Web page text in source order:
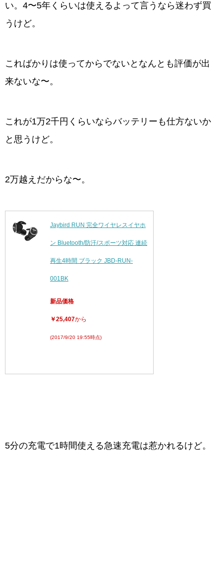
い。4〜5年くらいは使えるよって言うなら迷わず買
うけど。
こればかりは使ってからでないとなんとも評価が出
来ないな〜。
これが1万2千円くらいならバッテリーも仕方ないか
と思うけど。
2万越えだからな〜。
Jaybird RUN 完全ワイヤレスイヤホ
ン Bluetooth/防汗/スポーツ対応 連続
再生4時間 ブラック JBD-RUN-
001BK
新品価格
￥25,407から
(2017/9/20 19:55時点)
5分の充電で1時間使える急速充電は惹かれるけど。